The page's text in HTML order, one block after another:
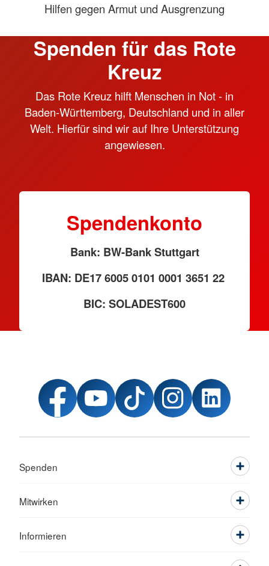
Hilfen gegen Armut und Ausgrenzung
Spenden für das Rote
Kreuz
Das Rote Kreuz hilft Menschen in Not - in
Baden-Württemberg, Deutschland und in aller
Welt. Hierfür sind wir auf Ihre Unterstützung
angewiesen.
Spendenkonto
Bank: BW-Bank Stuttgart
IBAN: DE17 6005 0101 0001 3651 22
BIC: SOLADEST600
Spenden
Mitwirken
Informieren